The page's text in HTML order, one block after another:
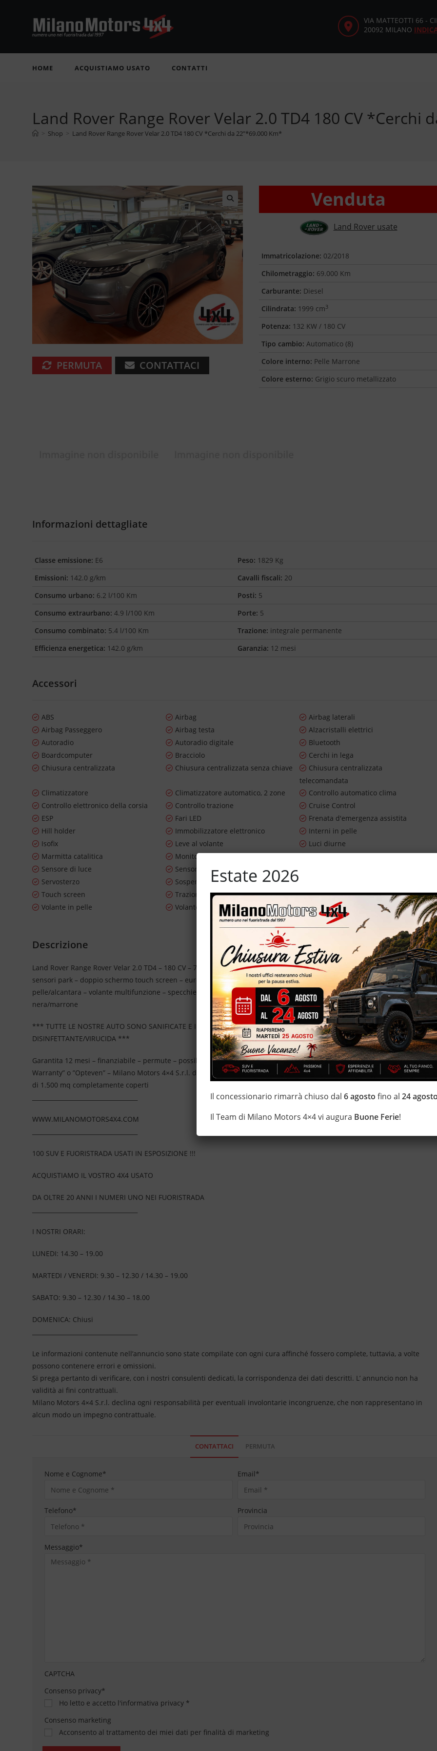
VIA MATTEOTTI 66 -
20092 MILANO
HOME ACQUISTIAMO USATO CONTATTI
Land Rover Range Rover Velar 2.0 TD4 180 CV *Cerchi
> Shop > Land Rover Range Rover Velar 2.0 TD4 180 CV *Cerchi da 22”*69.000 Km*
🔍
PERMUTA CONTATTACI
Venduta
Land Rover usate
Immatricolazione: 02/2018
Chilometraggio: 69.000 Km
Carburante: Diesel
Cilindrata: 1999 cm3
Potenza: 132 KW / 180 CV
Tipo cambio: Automatico (8)
Colore interno: Pelle Marrone
Colore esterno: Grigio scuro metallizzato
Informazioni dettagliate
Classe emissione: E6
Emissioni: 142.0 g/km
Consumo urbano: 6.2 l/100 Km
Consumo extraurbano: 4.9 l/100 Km
Consumo combinato: 5.4 l/100 Km
Efficienza energetica: 142.0 g/km
Peso: 1829 Kg
Cavalli fiscali: 20
Posti: 5
Porte: 5
Trazione: integrale permanente
Garanzia: 12 mesi
Accessori
ABS Airbag
Airbag laterali
Airbag Passeggero
Airbag testa
Alzacristalli elettrici
Autoradio
Autoradio digitale
Bluetooth
Boardcomputer
Bracciolo
Cerchi in lega
Chiusura centralizzata
Chiusura centralizzata senza chiave
Chiusura centralizzata
telecomandata
Climatizzatore
Climatizzatore automatico, 2 zone
Controllo automatico clima
Controllo elettronico della corsia
Controllo trazione
Cruise Control
ESP
Fari LED
Frenata d'emergenza assistita
Hill holder
Immobilizzatore elettronico
Interni in pelle
Isofix
Leve al volante
Luci diurne
Marmitta catalitica
Monitoraggio pressione pneumatici
Sensore di luce
Sensore di pioggia
Servosterzo
Sospensioni pneumatiche
Touch screen
Trazione integrale
Vetri oscurati
Volante in pelle
Volante multifunzione
Descrizione
Land Rover Range Rover Velar 2.0 TD4 – 180 CV – 73.695 km certificati, garantiti e tagliandati – cerchi in lega da 22” –
sensori park – doppio schermo touch screen – euro 6B con dispositivo antiparticolato (FAP) – elegante interno in misto
pelle/alcantara – volante multifunzione – specchietti richiudibili elettricamente – eleganti interni in pelle bicolore
nera/marrone
*** TUTTE LE NOSTRE AUTO SONO SANIFICATE E IGIENIZZATE CON TRATTAMENTI DI VAPORE, OZONO E
DISINFETTANTE/VIRUCIDA ***
Garantita 12 mesi – finanziabile – permute – possibilità di estensione della garanzia con i leader del mercato ”Mapfre
Warranty” o ”Opteven” – Milano Motors 4×4 S.r.l. da più di 20 anni Numeri Uno Nei Fuoristrada con un’ esposizione da più
di 1.500 mq completamente coperti
WWW.MILANOMOTORS4X4.COM
100 SUV E FUORISTRADA USATI IN ESPOSIZIONE !!!
ACQUISTIAMO IL VOSTRO 4X4 USATO
DA OLTRE 20 ANNI I NUMERI UNO NEI FUORISTRADA
I NOSTRI ORARI:
LUNEDI: 14.30 – 19.00
MARTEDI / VENERDI: 9.30 – 12.30 / 14.30 – 19.00
SABATO: 9.30 – 12.30 / 14.30 – 18.00
DOMENICA: Chiusi
Le informazioni contenute nell’annuncio sono state compilate con ogni cura affinché fossero complete, tuttavia, a volte
possono contenere errori e omissioni.
Si prega pertanto di verificare, con i nostri consulenti dedicati, la corrispondenza dei dati descritti. L’ annuncio non ha
validità ai fini contrattuali.
Milano Motors 4×4 S.r.l. declina ogni responsabilità per eventuali involontarie incongruenze, che non rappresentano in
alcun modo un impegno contrattuale.
CONTATTACI PERMUTA
Nome e Cognome* Email*
Telefono* Provincia
Messaggio*
CAPTCHA
Consenso privacy*
Ho letto e accetto l'informativa privacy *
Consenso marketing
Acconsento al trattamento dei miei dati per finalità di marketing
Estate 2026
Il concessionario rimarrà chiuso dal6 agosto fino al24
Il Team di Milano Motors 4×4 vi augura Buone Ferie!